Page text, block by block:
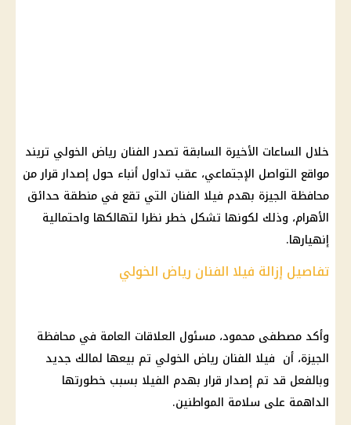
خلال الساعات الأخيرة السابقة تصدر الفنان رياض الخولي تريند
مواقع التواصل الإجتماعي، عقب تداول أنباء حول إصدارقرارمن
محافظة الجيزة بهدم فيلا الفنان التي تقع في منطقة حدائق
الأهرام، وذلك لكونها تشكل خطر نظرا لتهالكها واحتمالية
إنهيارها.
تفاصيل إزالة فيلا الفنان رياض الخولي
وأكد مصطفى محمود، مسئول العلاقات العامة في محافظة
الجيزة، أن فيلا الفنان رياض الخولي تم بيعها لمالك جديد
وبالفعل قد تم إصدارقراربهدم الفيلا بسبب خطورتها
الداهمة على سلامة المواطنين.